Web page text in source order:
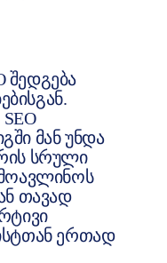
შედგება
მან უნდა
სრული
თავად
ერთად